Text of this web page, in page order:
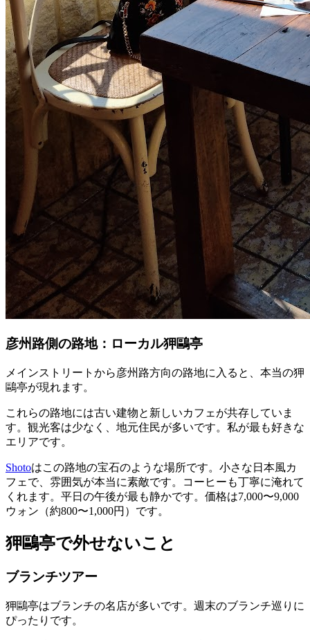
彦州路側の路地：ローカル狎鷗亭
メインストリートから彦州路方向の路地に入ると、本当の狎
鷗亭が現れます。
これらの路地には古い建物と新しいカフェが共存していま
す。観光客は少なく、地元住民が多いです。私が最も好きな
エリアです。
Shotoはこの路地の宝石のような場所です。小さな日本風カ
フェで、雰囲気が本当に素敵です。コーヒーも丁寧に淹れて
くれます。平日の午後が最も静かです。価格は7,000〜9,000
ウォン（約800〜1,000円）です。
狎鷗亭で外せないこと
ブランチツアー
狎鷗亭はブランチの名店が多いです。週末のブランチ巡りに
ぴったりです。